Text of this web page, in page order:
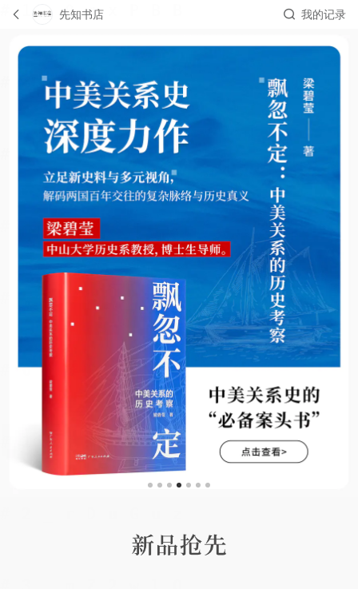
先知书店 我的记录